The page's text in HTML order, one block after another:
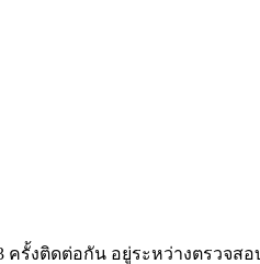
รั้งติดต่อกัน อยู่ระหว่างตรวจ